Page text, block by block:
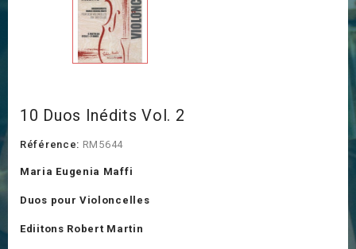
10 Duos Inédits Vol. 2
Référence: RM5644
Maria Eugenia Maffi
Duos pour Violoncelles
Ediitons Robert Martin